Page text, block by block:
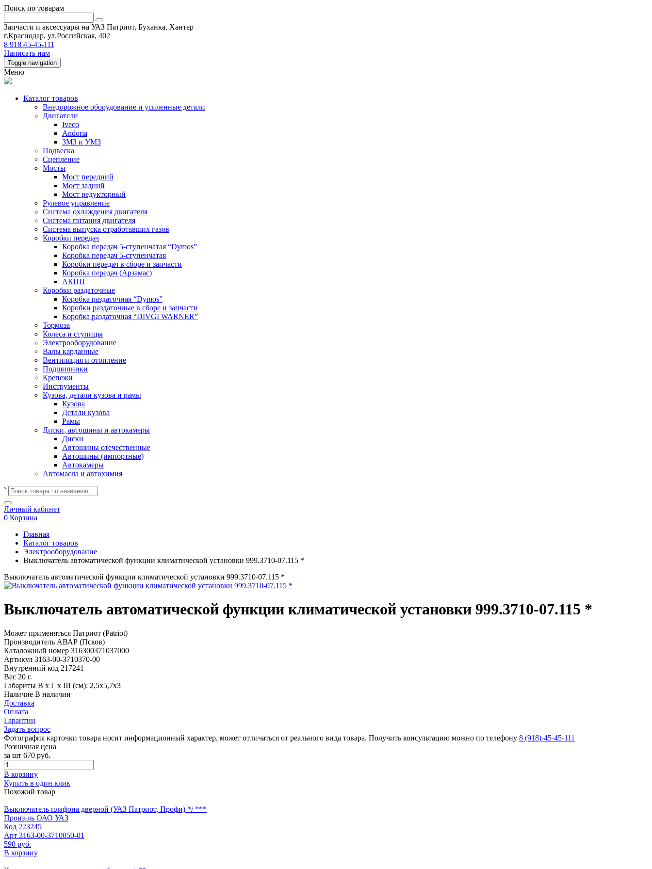
Поиск по товарам
Запчасти и аксессуары на УАЗ Патриот, Буханка, Хантер
г.Краснодар, ул.Российская, 402
8 918 45-45-111
Написать нам
Toggle navigation
Меню
Каталог товаров
Внедорожное оборудование и усиленные детали
Двигатели
Iveco
Andoria
ЗМЗ и УМЗ
Подвеска
Сцепление
Мосты
Мост передний
Мост задний
Мост редукторный
Рулевое управление
Система охлаждения двигателя
Система питания двигателя
Система выпуска отработавших газов
Коробки передач
Коробка передач 5-ступенчатая “Dymos”
Коробка передач 5-ступенчатая
Коробки передач в сборе и запчасти
Коробка передач (Арзамас)
АКПП
Коробки раздаточные
Коробка раздаточная “Dymos”
Коробки раздаточные в сборе и запчасти
Коробка раздаточная “DIVGI WARNER”
Тормоза
Колеса и ступицы
Электрооборудование
Валы карданные
Вентиляция и отопление
Подшипники
Крепежи
Инструменты
Кузова, детали кузова и рамы
Кузова
Детали кузова
Рамы
Диски, автошины и автокамеры
Диски
Автошины отечественные
Автошины (импортные)
Автокамеры
Автомасла и автохимия
`
Личный кабинет
0 Корзина
Главная
Каталог товаров
Электрооборудование
Выключатель автоматической функции климатической установки 999.3710-07.115 *
Выключатель автоматической функции климатической установки 999.3710-07.115 *
Выключатель автоматической функции климатической установки 999.3710-07.115 *
Может применяться Патриот (Patriot)
Производитель АВАР (Псков)
Каталожный номер 316300371037000
Артикул 3163-00-3710370-00
Внутренний код 217241
Вес 20 г.
Габариты В х Г х Ш (см): 2,5х5,7х3
Наличие В наличии
Доставка
Оплата
Гарантии
Задать вопрос
Фотография карточки товара носит информационный характер, может отличаться от реального вида товара. Получить консультацию можно по телефону 8 (918)-45-45-111
Розничная цена
за шт 670 руб.
В корзину
Купить в один клик
Похожий товар
Выключатель плафона дверной (УАЗ Патриот, Профи) */ ***
Произ-ль ОАО УАЗ
Код 223245
Арт 3163-00-3710050-01
590 руб.
В корзину